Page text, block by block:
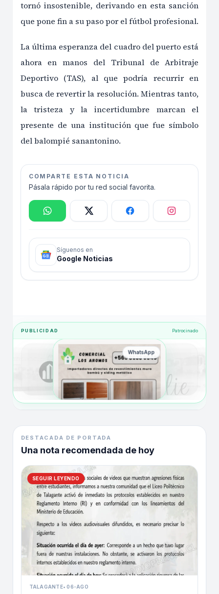
tornó insostenible, derivando en esta sanción
que pone fin a su paso por el fútbol profesional.
La última esperanza del cuadro del puerto está
ahora en manos del Tribunal de Arbitraje
Deportivo (TAS), al que podría recurrir en
busca de revertir la resolución. Mientras tanto,
la tristeza y la incertidumbre marcan el
presente de una institución que fue símbolo
del balompié sanantonino.
COMPARTE ESTA NOTICIA
Pásala rápido por tu red social favorita.
Síguenos en
Google Noticias
PUBLICIDAD Patrocinado
WhatsApp
DESTACADA DE PORTADA
Una nota recomendada de hoy
SEGUIR LEYENDO
TALAGANTE•06-AGO